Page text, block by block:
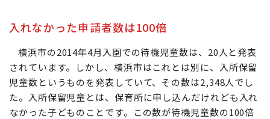
入れなかった申請者数は100倍
横浜市の2014年4月入園での待機児童数は、20人と発表
されています。しかし、横浜市はこれとは別に、入所保留
児童数というものを発表していて、その数は2,348人でし
た。入所保留児童とは、保育所に申し込んだけれども入れ
なかった子どものことです。この数が待機児童数の100倍